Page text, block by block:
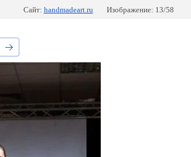
Сайт: handmadeart.ru Изображение: 13/58